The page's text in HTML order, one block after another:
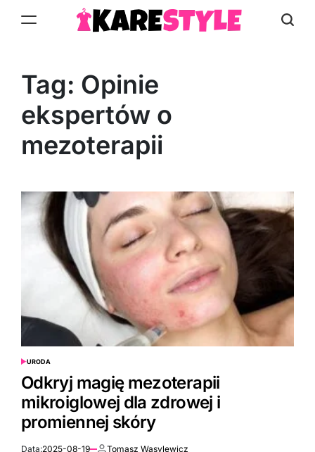
Tag: Opinie
ekspertów o
mezoterapii
POSTED
IN
URODA
Odkryj magię mezoterapii
mikroiglowej dla zdrowej i
promiennej skóry
Data:2025-08-19 Tomasz Wasylewicz